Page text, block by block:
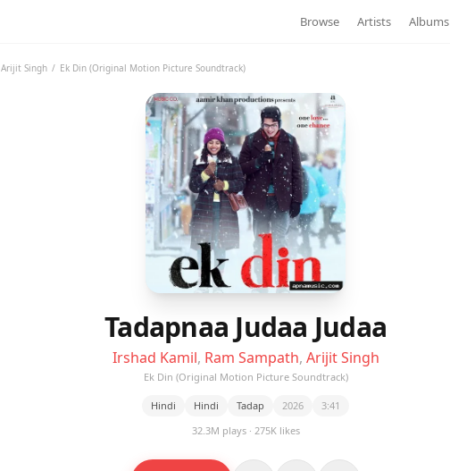
Browse Artists Albums
Arijit Singh / Ek Din (Original Motion Picture Soundtrack)
Tadapnaa Judaa Judaa
Irshad Kamil, Ram Sampath, Arijit Singh
Ek Din (Original Motion Picture Soundtrack)
Hindi Hindi Tadap 2026
3:41
32.3M plays · 275K likes